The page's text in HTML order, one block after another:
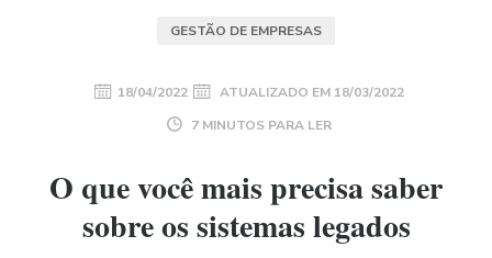
GESTÃO DE EMPRESAS
18/04/2022 ATUALIZADO EM 18/03/2022
7 MINUTOS PARA LER
O que você mais precisa saber
sobre os sistemas legados